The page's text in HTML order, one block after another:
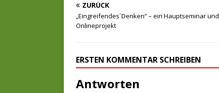
ZURÜCK
„Eingreifendes´Denken“ – ein Hauptseminar und
Onlineprojekt
ERSTEN KOMMENTAR SCHREIBEN
Antworten